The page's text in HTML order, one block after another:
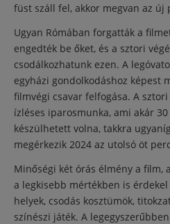
füst száll fel, akkor megvan az új
Ugyan Rómában forgatták a
engedték be őket, és a sztori
csodálkozhatunk ezen. A
egyházi gondolkodáshoz képest
filmvégi csavar felfogása. A
ízléses iparosmunka, ami akár
készülhetett volna, takkra
megérkezik 2024 az utolsó öt
Minőségi két órás élmény a film,
a legkisebb mértékben is
helyek, csodás kosztümök,
színészi játék. A